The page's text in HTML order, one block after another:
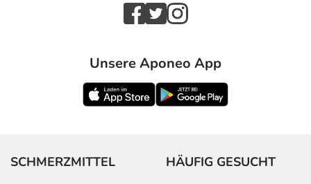
Unsere Aponeo App
SCHMERZMITTEL HÄUFIG GESUCHT